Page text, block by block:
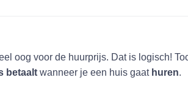
oog voor de huurprijs. Dat is logisch!
betaaltwanneer je een huis gaat huren.